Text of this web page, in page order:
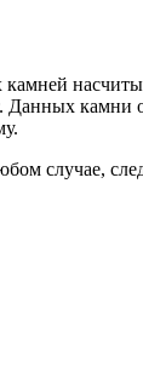
случае,